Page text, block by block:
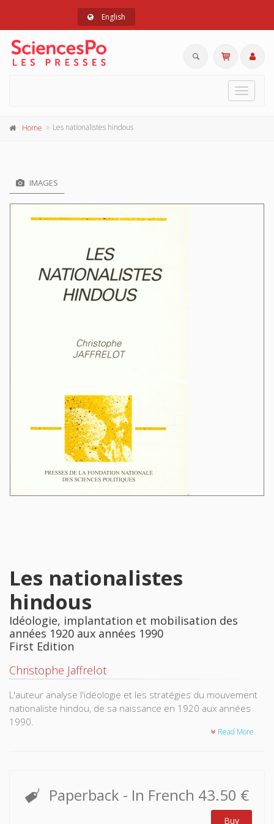
English
Toggle
Home Les nationalistes hindous
IMAGES
Les nationalistes
hindous
Idéologie, implantation et mobilisation des
années 1920 aux années 1990
First Edition
Christophe Jaffrelot
L'auteur analyse l'idéologie et les stratégies du mouvement
nationaliste hindou, de sa naissance en 1920 aux années
1990.
sociale cherchant à unir des hindous connus pour leur
division en castes et sectes. Longtemps endigué par le
sécularisme vigilant de Nehru, le mouvement natonaliste
Read More
Paperback - In French 43.50 €
Buy